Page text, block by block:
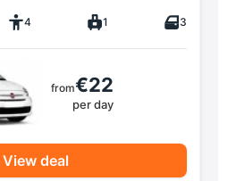
4 1 3
from€22
per day
View deal